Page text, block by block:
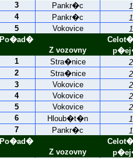
3
Pankr�c
4
Pankr�c
5
Vokovice
Po�ad�
Z vozovny
1
Stra�nice
2
Stra�nice
3
Vokovice
4
Vokovice
5
Vokovice
6
Hloub�t�n
7
Pankr�c
Po�ad�
Z vozovny